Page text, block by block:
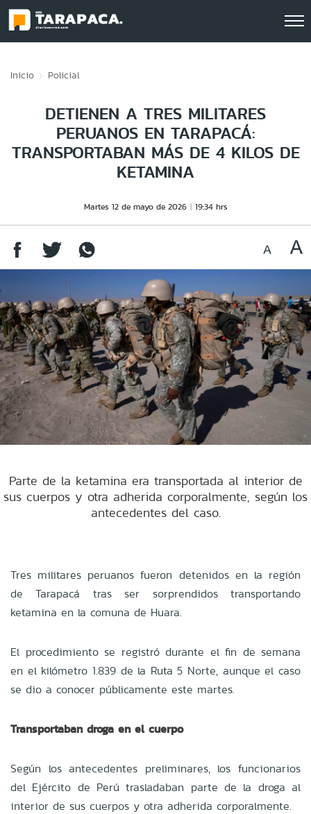
Inicio Policial
DETIENEN A TRES MILITARES
PERUANOS EN TARAPACÁ:
TRANSPORTABAN MÁS DE 4 KILOS DE
KETAMINA
Martes 12 de mayo de 2026 19:34 hrs
Parte de la ketamina era transportada al interior de
sus cuerpos y otra adherida corporalmente, según los
antecedentes del caso.
Tres militares peruanos fueron detenidos en la región
de Tarapacá tras ser sorprendidos transportando
ketamina en la comuna de Huara.
El procedimiento se registró durante el fin de semana
en el kilómetro 1.839 de la Ruta 5 Norte, aunque el caso
se dio a conocer públicamente este martes.
Transportaban droga en el cuerpo
Según los antecedentes preliminares, los funcionarios
del Ejército de Perú trasladaban parte de la droga al
interior de sus cuerpos y otra adherida corporalmente.